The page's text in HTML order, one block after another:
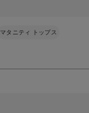
マタニティ トップス